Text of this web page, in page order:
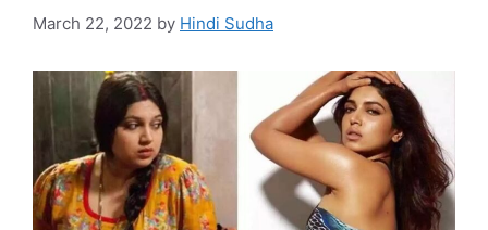
March 22, 2022 by Hindi Sudha